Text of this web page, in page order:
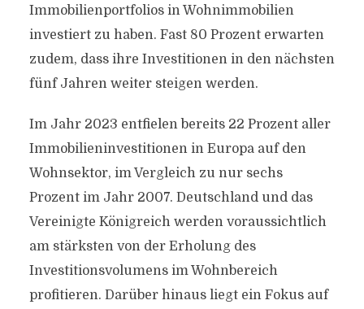
Immobilienportfolios in Wohnimmobilien
investiert zu haben. Fast 80 Prozent erwarten
zudem, dass ihre Investitionen in den nächsten
fünf Jahren weiter steigen werden.
Im Jahr 2023 entfielen bereits 22 Prozent aller
Immobilieninvestitionen in Europa auf den
Wohnsektor, im Vergleich zu nur sechs
Prozent im Jahr 2007. Deutschland und das
Vereinigte Königreich werden voraussichtlich
am stärksten von der Erholung des
Investitionsvolumens im Wohnbereich
profitieren. Darüber hinaus liegt ein Fokus auf